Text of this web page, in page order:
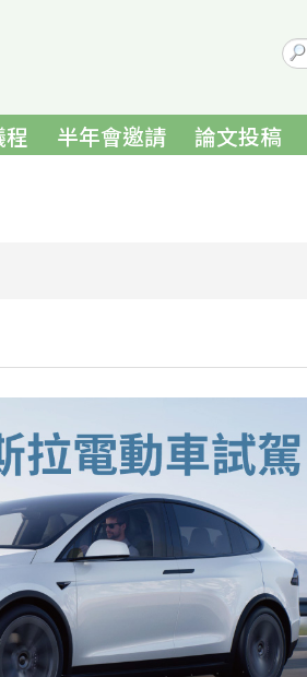
搜
尋...
半年會邀請 論文投稿